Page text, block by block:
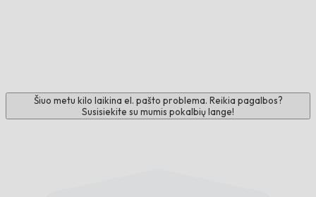
Šiuo metu kilo laikina el. pašto problema. Reikia pagalbos?
Susisiekite su mumis pokalbių lange!